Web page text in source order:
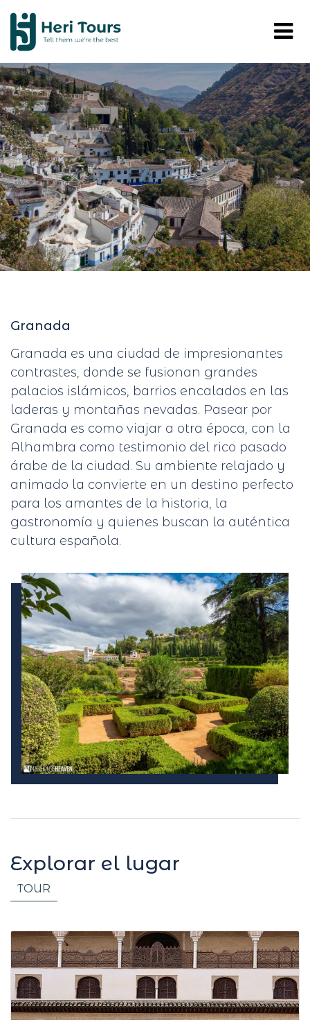
Granada
Granada es una ciudad de impresionantes
contrastes, donde se fusionan grandes
palacios islámicos, barrios encalados en las
laderas y montañas nevadas. Pasear por
Granada es como viajar a otra época, con la
Alhambra como testimonio del rico pasado
árabe de la ciudad. Su ambiente relajado y
animado la convierte en un destino perfecto
para los amantes de la historia, la
gastronomía y quienes buscan la auténtica
cultura española.
Explorar el lugar
TOUR